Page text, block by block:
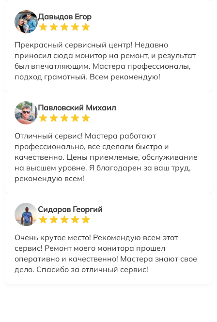
Давыдов Егор
Прекрасный сервисный центр! Недавно
приносил сюда монитор на ремонт, и результат
был впечатляющим. Мастера профессионалы,
подход грамотный. Всем рекомендую!
Павловский Михаил
Отличный сервис! Мастера работают
профессионально, все сделали быстро и
качественно. Цены приемлемые, обслуживание
на высшем уровне. Я благодарен за ваш труд,
рекомендую всем!
Сидоров Георгий
Очень крутое место! Рекомендую всем этот
сервис! Ремонт моего монитора прошел
оперативно и качественно! Мастера знают свое
дело. Спасибо за отличный сервис!